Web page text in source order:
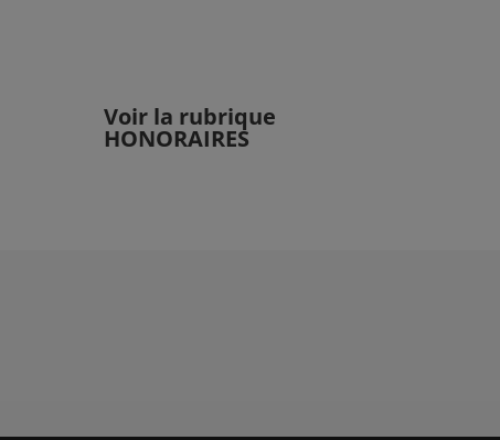
Voir la rubrique
HONORAIRES